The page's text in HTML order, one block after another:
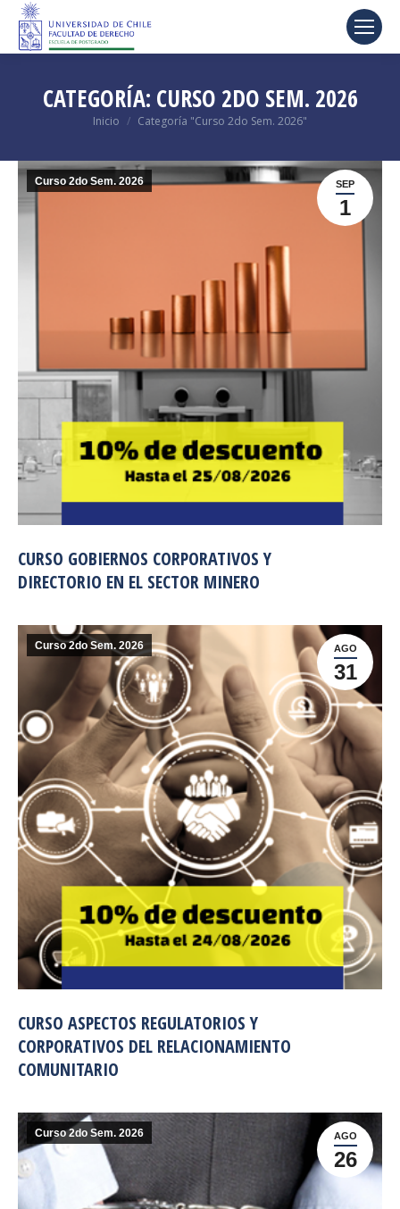
CATEGORÍA: CURSO 2DO SEM. 2026
Estás aquí:
Inicio Categoría "Curso 2do Sem. 2026"
SEP
1
Curso 2do Sem. 2026
CURSO GOBIERNOS CORPORATIVOS Y
DIRECTORIO EN EL SECTOR MINERO
AGO
31
Curso 2do Sem. 2026
CURSO ASPECTOS REGULATORIOS Y
CORPORATIVOS DEL RELACIONAMIENTO
COMUNITARIO
AGO
26
Curso 2do Sem. 2026